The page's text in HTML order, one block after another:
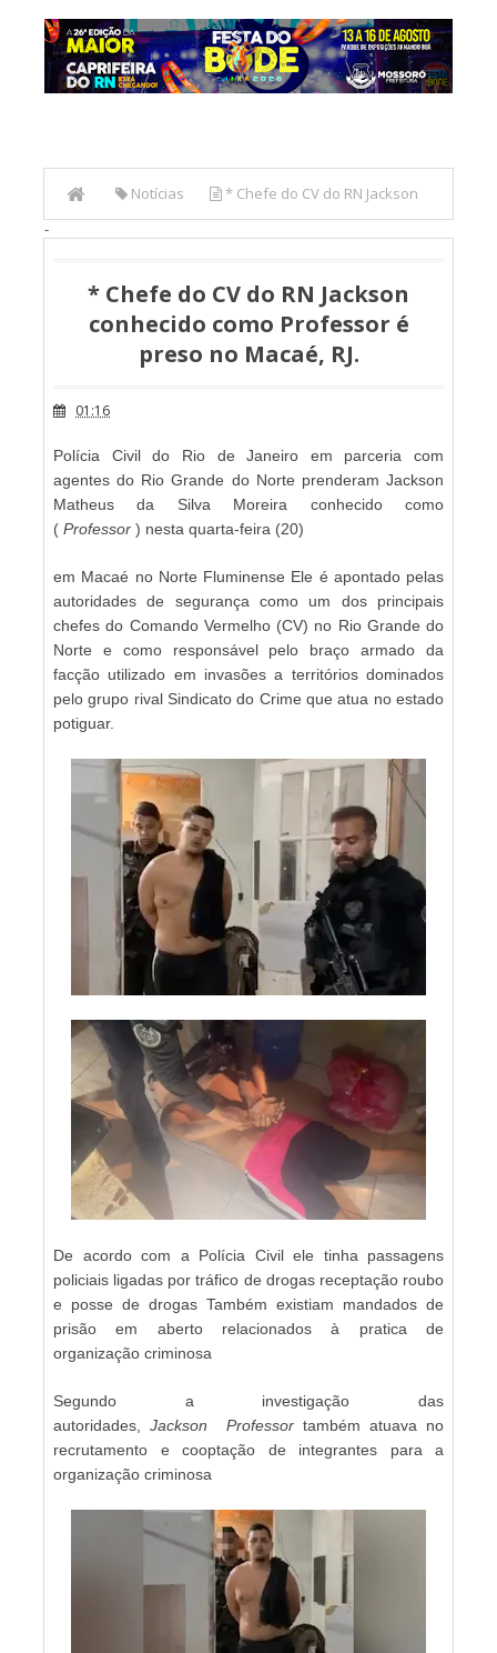
Notícias * Chefe do CV do RN Jackson
conhecido como Professor é preso no Macaé, RJ.
-
* Chefe do CV do RN Jackson
conhecido como Professor é
preso no Macaé, RJ.
01:16
Polícia Civil do Rio de Janeiro em parceria com
agentes do Rio Grande do Norte prenderam Jackson
Matheus da Silva Moreira conhecido como
( Professor ) nesta quarta-feira (20)
em Macaé no Norte Fluminense Ele é apontado pelas
autoridades de segurança como um dos principais
chefes do Comando Vermelho (CV) no Rio Grande do
Norte e como responsável pelo braço armado da
facção utilizado em invasões a territórios dominados
pelo grupo rival Sindicato do Crime que atua no estado
potiguar.
De acordo com a Polícia Civil ele tinha passagens
policiais ligadas por tráfico de drogas receptação roubo
e posse de drogas Também existiam mandados de
prisão em aberto relacionados à pratica de
organização criminosa
Segundo a investigação das
autoridades,Jackson Professortambém atuava no
recrutamento e cooptação de integrantes para a
organização criminosa